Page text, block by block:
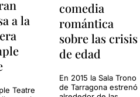
a la
Teatre
comedia
romántica
sobre las crisis
de edad
En 2015 la Sala Trono
de Tarragona estrenó